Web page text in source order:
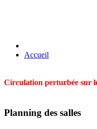
Accueil
Circulation perturbée sur
Planning des salles